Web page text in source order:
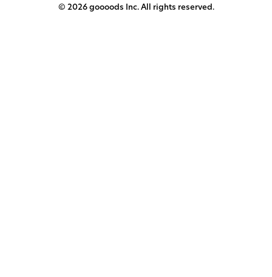
© 2026 goooods Inc. All rights reserved.